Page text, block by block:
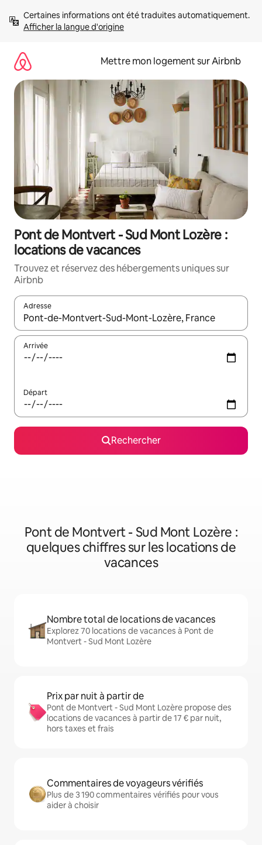
directement
Afficher la langue d'origine
Mettre mon logement sur Airbnb
Pont de Montvert - Sud Mont Lozère :
locations de vacances
Trouvez et réservez des hébergements uniques sur
Airbnb
Adresse
Lorsque les résultats s'affichent, utilisez les flèches vers le
Arrivée
Départ
Rechercher
Pont de Montvert - Sud Mont Lozère :
quelques chiffres sur les locations de
vacances
Nombre total de locations de vacances
Explorez 70 locations de vacances à Pont de
Montvert - Sud Mont Lozère
Prix par nuit à partir de
Pont de Montvert - Sud Mont Lozère propose des
locations de vacances à partir de 17 € par nuit,
hors taxes et frais
Commentaires de voyageurs vérifiés
Plus de 3 190 commentaires vérifiés pour vous
aider à choisir